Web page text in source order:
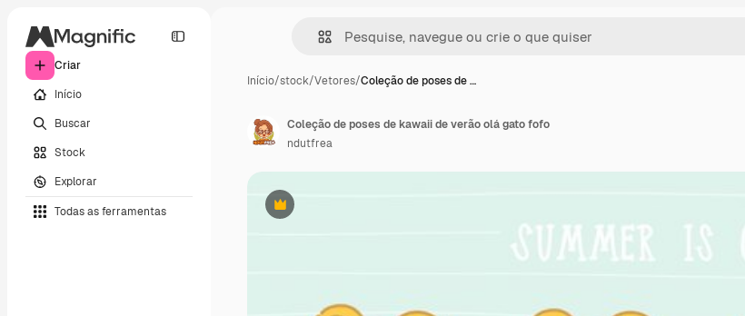
Criar
Início
Buscar
Stock
Explorar
Todas as ferramentas
Início/stock/Vetores/Coleção de poses de …
Premium
Coleção de poses de kawaii de verão olá gato fofo
ndutfrea